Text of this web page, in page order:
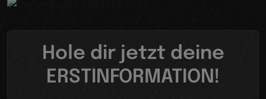
Hole dir jetzt deine
ERSTINFORMATION!